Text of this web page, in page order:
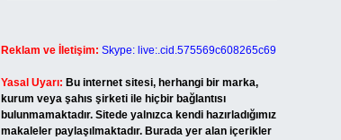
Reklam ve İletişim: Skype: live:.cid.575569c608265c69
Yasal Uyarı: Bu internet sitesi, herhangi bir marka,
kurum veya şahıs şirketi ile hiçbir bağlantısı
bulunmamaktadır. Sitede yalnızca kendi hazırladığımız
makaleler paylaşılmaktadır. Burada yer alan içerikler